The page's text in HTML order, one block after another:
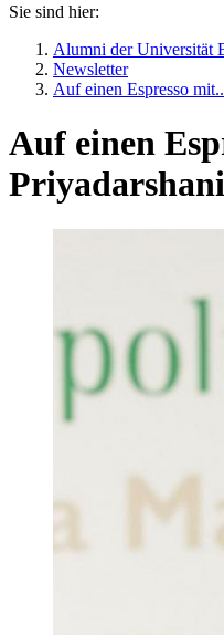
Sie sind hier:
Alumni der Universität
Newsletter
Auf einen Espresso
Auf einen